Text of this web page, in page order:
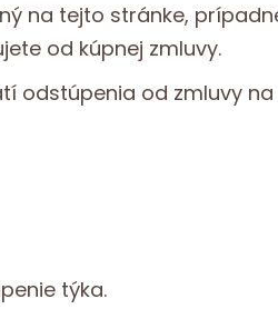
na tejto stránke,
od kúpnej zmluvy.
odstúpenia od zmluvy
týka.